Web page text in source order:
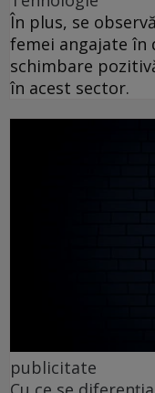
În plus, se
femei angajate în
schimbare
în acest sector.
publicitate